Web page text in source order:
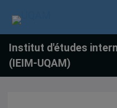
Institut d'études
(IEIM-UQAM)